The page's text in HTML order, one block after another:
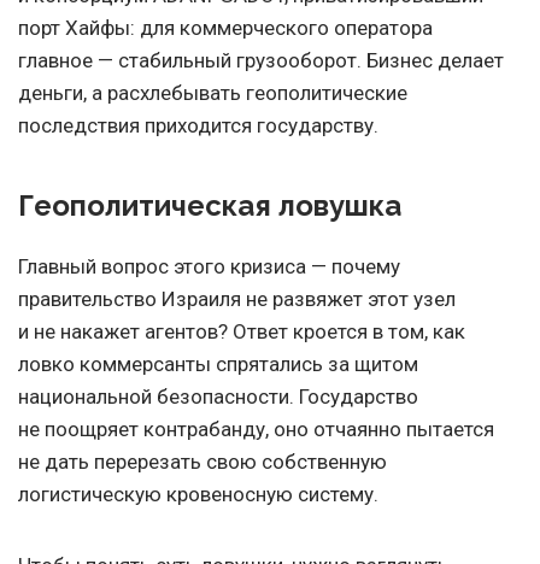
порт Хайфы: для коммерческого оператора
главное — стабильный грузооборот. Бизнес делает
деньги, а расхлебывать геополитические
последствия приходится государству.
Геополитическая ловушка
Главный вопрос этого кризиса — почему
правительство Израиля не развяжет этот узел
и не накажет агентов? Ответ кроется в том, как
ловко коммерсанты спрятались за щитом
национальной безопасности. Государство
не поощряет контрабанду, оно отчаянно пытается
не дать перерезать свою собственную
логистическую кровеносную систему.